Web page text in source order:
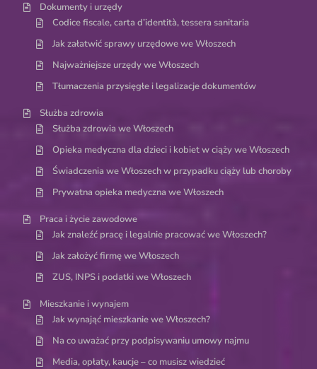
Dokumenty i urzędy
Codice fiscale, carta d’identità, tessera sanitaria
Jak załatwić sprawy urzędowe we Włoszech
Najważniejsze urzędy we Włoszech
Tłumaczenia przysięgłe i legalizacje dokumentów
Służba zdrowia
Służba zdrowia we Włoszech
Opieka medyczna dla dzieci i kobiet w ciąży we Włoszech
Świadczenia we Włoszech w przypadku ciąży lub choroby
Prywatna opieka medyczna we Włoszech
Praca i życie zawodowe
Jak znaleźć pracę i legalnie pracować we Włoszech?
Jak założyć firmę we Włoszech
ZUS, INPS i podatki we Włoszech
Mieszkanie i wynajem
Jak wynająć mieszkanie we Włoszech?
Na co uważać przy podpisywaniu umowy najmu
Media, opłaty, kaucje – co musisz wiedzieć